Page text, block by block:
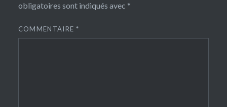
obligatoires sont indiqués avec *
COMMENTAIRE*